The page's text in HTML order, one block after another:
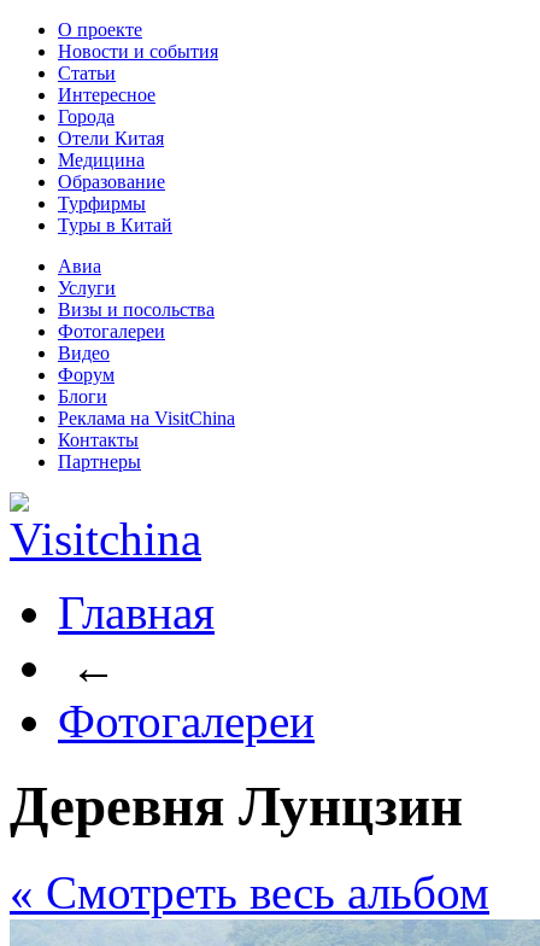
О проекте
Новости и события
Статьи
Интересное
Города
Отели Китая
Медицина
Образование
Турфирмы
Туры в Китай
Авиа
Услуги
Визы и посольства
Фотогалереи
Видео
Форум
Блоги
Реклама на VisitChina
Контакты
Партнеры
Главная
←
Фотогалереи
Деревня Лунцзин
« Cмотреть весь альбом